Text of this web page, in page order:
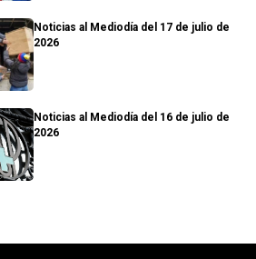
Noticias al Mediodía del 17 de julio de
2026
Noticias al Mediodía del 16 de julio de
2026